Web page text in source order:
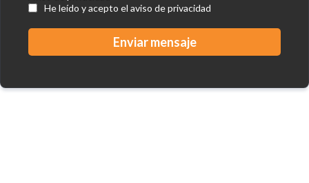
He leído y acepto el aviso de privacidad
Enviar mensaje